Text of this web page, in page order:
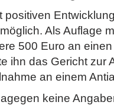
positiven
Als Auflage
500 Euro an
ihn das Gericht zur
an einem
keine